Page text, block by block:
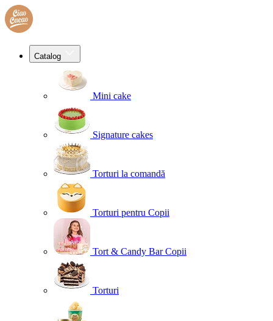
Catalog
Mini cake
Signature cakes
Torturi la comandă
Torturi pentru Copii
Tort & Candy Bar Copii
Torturi